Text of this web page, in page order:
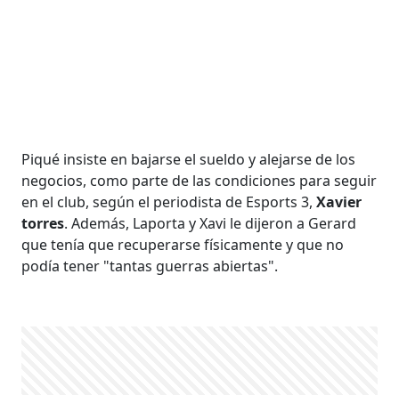
Piqué insiste en bajarse el sueldo y alejarse de los
negocios, como parte de las condiciones para seguir
en el club, según el periodista de Esports 3,Xavier
torres. Además, Laporta y Xavi le dijeron a Gerard
que tenía que recuperarse físicamente y que no
podía tener "tantas guerras abiertas".